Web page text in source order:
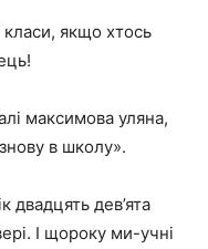
якщо хтось
максимова уляна,
в школу».
двадцять дев’ята
І щороку ми-учні